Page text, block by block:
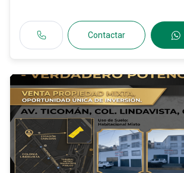
Contactar